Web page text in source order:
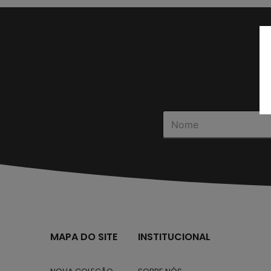
MAPA DO SITE INSTITUCIONAL